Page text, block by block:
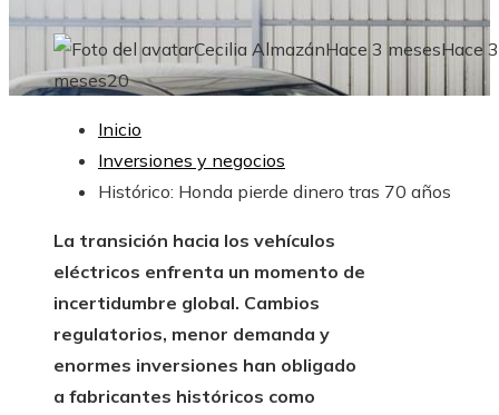
Cecilia AlmazánHace 3 mesesHace 3
meses20
Inicio
Inversiones y negocios
Histórico: Honda pierde dinero tras 70 años
La transición hacia los vehículos
eléctricos enfrenta un momento de
incertidumbre global. Cambios
regulatorios, menor demanda y
enormes inversiones han obligado
a fabricantes históricos como